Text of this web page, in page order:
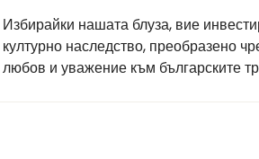
Избирайки нашата блуза, вие
културно наследство, преобразено
любов и уважение към българските